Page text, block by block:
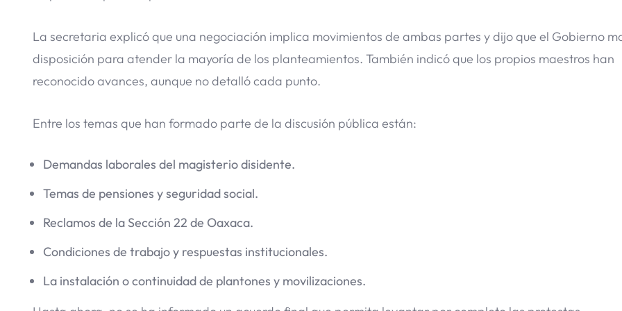
La secretaria explicó que una negociación implica movimientos de ambas partes y dijo que el Gobierno
disposición para atender la mayoría de los planteamientos. También indicó que los propios maestros han
reconocido avances, aunque no detalló cada punto.
Entre los temas que han formado parte de la discusión pública están:
Demandas laborales del magisterio disidente.
Temas de pensiones y seguridad social.
Reclamos de la Sección 22 de Oaxaca.
Condiciones de trabajo y respuestas institucionales.
La instalación o continuidad de plantones y movilizaciones.